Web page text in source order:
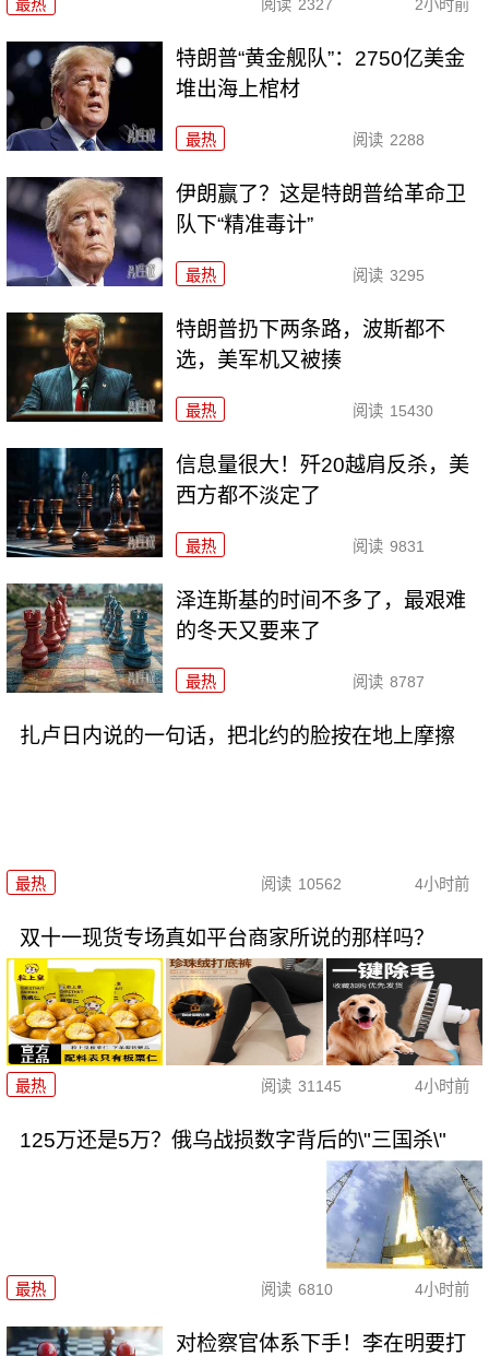
最热 阅读 2327 2小时前
特朗普“黄金舰队”：2750亿美金
堆出海上棺材
最热 阅读 2288
伊朗赢了？这是特朗普给革命卫
队下“精准毒计”
最热 阅读 3295
特朗普扔下两条路，波斯都不
选，美军机又被揍
最热 阅读 15430
信息量很大！歼20越肩反杀，美
西方都不淡定了
最热 阅读 9831
泽连斯基的时间不多了，最艰难
的冬天又要来了
最热 阅读 8787
扎卢日内说的一句话，把北约的脸按在地上摩擦
最热 阅读 10562 4小时前
双十一现货专场真如平台商家所说的那样吗？
最热 阅读 31145 4小时前
125万还是5万？俄乌战损数字背后的\"三国杀\"
最热 阅读 6810 4小时前
对检察官体系下手！李在明要打